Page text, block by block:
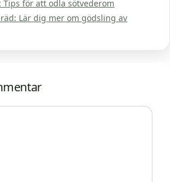
Tips för att odla sötvederom
Lär dig mer om gödsling av